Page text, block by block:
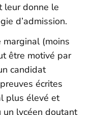
leur donne le
d’admission.
(moins
être motivé par
candidat
écrites
plus élevé et
un lycéen doutant